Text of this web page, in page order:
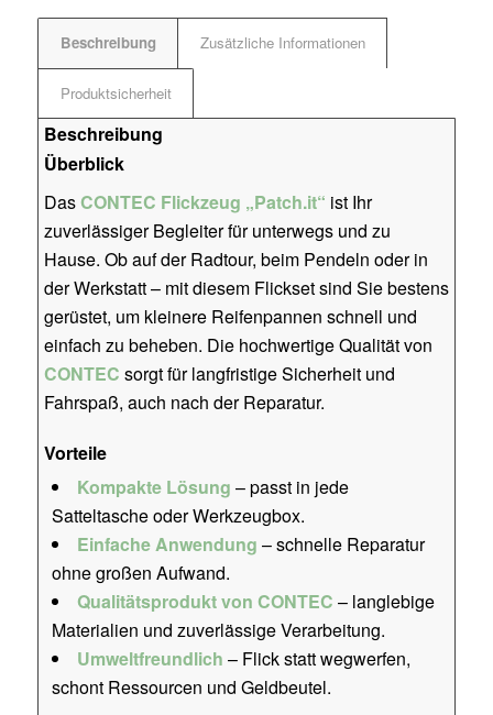
Beschreibung Zusätzliche Informationen
Produktsicherheit
Beschreibung
Überblick
DasCONTEC Flickzeug „Patch.it“ ist Ihr
zuverlässiger Begleiter für unterwegs und zu
Hause. Ob auf der Radtour, beim Pendeln oder in
der Werkstatt – mit diesem Flickset sind Sie bestens
gerüstet, um kleinere Reifenpannen schnell und
einfach zu beheben. Die hochwertige Qualität von
CONTEC sorgt für langfristige Sicherheit und
Fahrspaß, auch nach der Reparatur.
Vorteile
Kompakte Lösung – passt in jede
Satteltasche oder Werkzeugbox.
Einfache Anwendung – schnelle Reparatur
ohne großen Aufwand.
Qualitätsprodukt von CONTEC – langlebige
Materialien und zuverlässige Verarbeitung.
Umweltfreundlich – Flick statt wegwerfen,
schont Ressourcen und Geldbeutel.